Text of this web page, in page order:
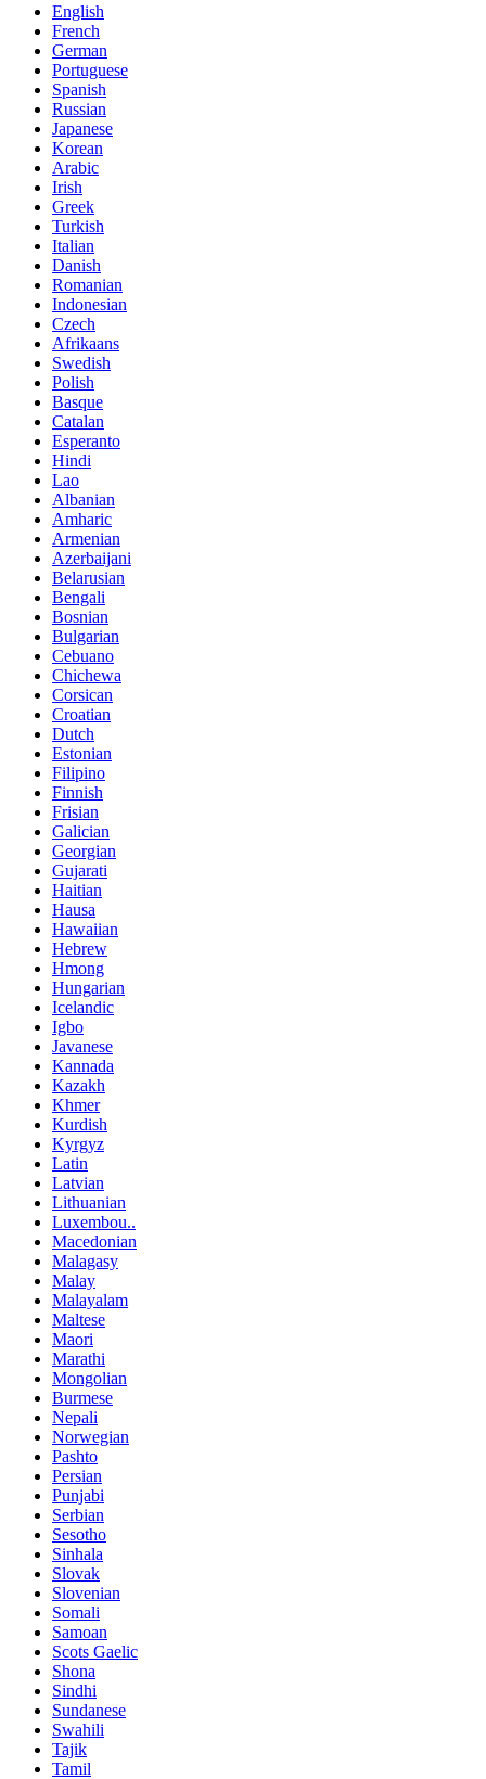
English
French
German
Portuguese
Spanish
Russian
Japanese
Korean
Arabic
Irish
Greek
Turkish
Italian
Danish
Romanian
Indonesian
Czech
Afrikaans
Swedish
Polish
Basque
Catalan
Esperanto
Hindi
Lao
Albanian
Amharic
Armenian
Azerbaijani
Belarusian
Bengali
Bosnian
Bulgarian
Cebuano
Chichewa
Corsican
Croatian
Dutch
Estonian
Filipino
Finnish
Frisian
Galician
Georgian
Gujarati
Haitian
Hausa
Hawaiian
Hebrew
Hmong
Hungarian
Icelandic
Igbo
Javanese
Kannada
Kazakh
Khmer
Kurdish
Kyrgyz
Latin
Latvian
Lithuanian
Luxembou..
Macedonian
Malagasy
Malay
Malayalam
Maltese
Maori
Marathi
Mongolian
Burmese
Nepali
Norwegian
Pashto
Persian
Punjabi
Serbian
Sesotho
Sinhala
Slovak
Slovenian
Somali
Samoan
Scots Gaelic
Shona
Sindhi
Sundanese
Swahili
Tajik
Tamil